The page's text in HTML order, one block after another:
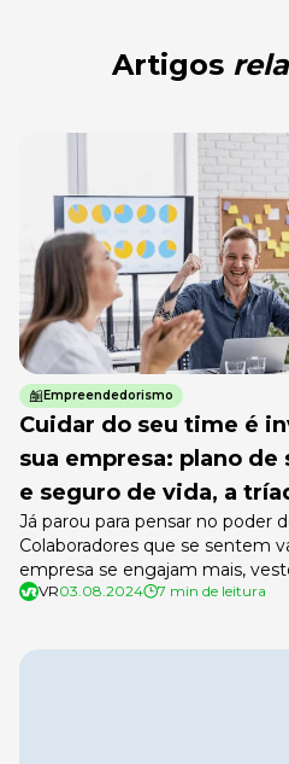
Artigos
Empreendedorismo
Cuidar do seu time é
sua empresa: plano
e seguro de vida, a
Já parou para pensar no poder
Colaboradores que se sentem
empresa se engajam mais,
máximo de si. Mas, como
VR03.08.2024 7 min de leitura